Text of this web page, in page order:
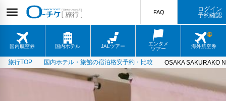
国内航空券 国内ホテル JALツアー
エンタメ
ツアー
海外航空券
FAQ
ログイン
予約確認
旅行TOP 国内ホテル・旅館の宿泊格安予約・比較 OSAKA SAKURAKO